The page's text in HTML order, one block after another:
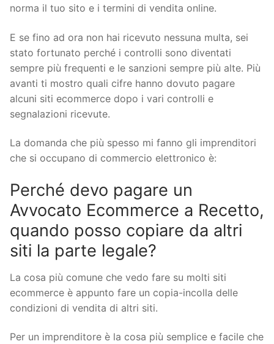
norma il tuo sito e i termini di vendita online.
E se fino ad ora non hai ricevuto nessuna multa, sei
stato fortunato perché i controlli sono diventati
sempre più frequenti e le sanzioni sempre più alte. Più
avanti ti mostro quali cifre hanno dovuto pagare
alcuni siti ecommerce dopo i vari controlli e
segnalazioni ricevute.
La domanda che più spesso mi fanno gli imprenditori
che si occupano di commercio elettronico è:
Perché devo pagare un
Avvocato Ecommerce a Recetto,
quando posso copiare da altri
siti la parte legale?
La cosa più comune che vedo fare su molti siti
ecommerce è appunto fare un copia-incolla delle
condizioni di vendita di altri siti.
Per un imprenditore è la cosa più semplice e facile che